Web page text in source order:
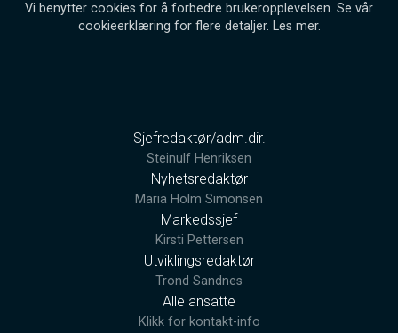
Vi benytter cookies for å forbedre brukeropplevelsen. Se vår
cookieerklæring for flere detaljer. Les mer.
Sjefredaktør/adm.dir.
Steinulf Henriksen
Nyhetsredaktør
Maria Holm Simonsen
Markedssjef
Kirsti Pettersen
Utviklingsredaktør
Trond Sandnes
Alle ansatte
Klikk for kontakt-info